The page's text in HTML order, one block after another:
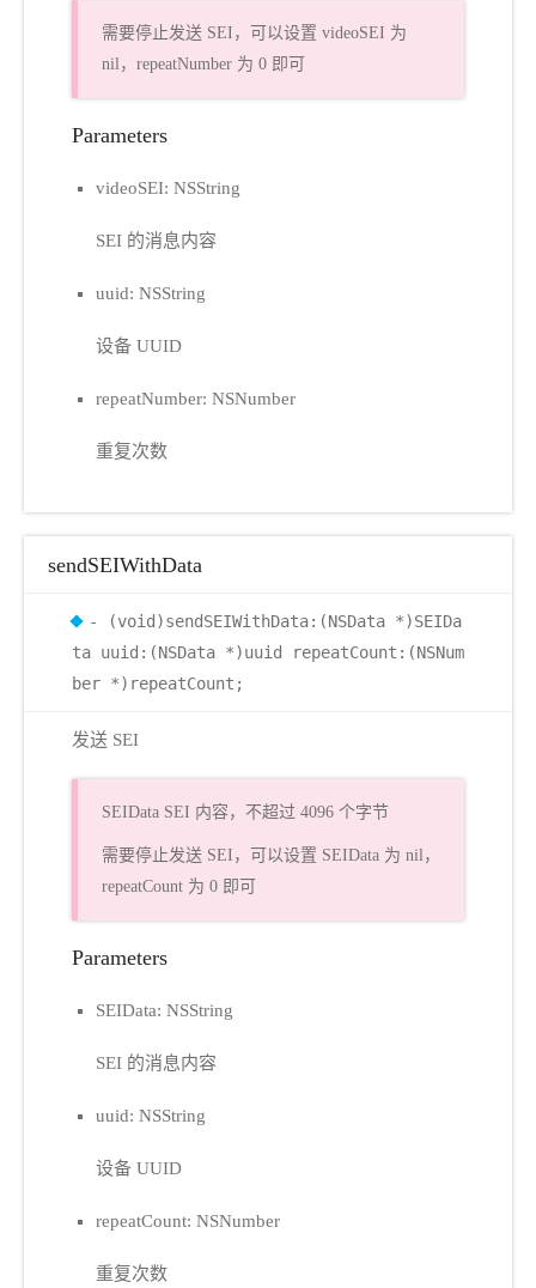
需要停止发送 SEI，可以设置 videoSEI 为
nil，repeatNumber 为 0 即可
Parameters
videoSEI: NSString
SEI 的消息内容
uuid: NSString
设备 UUID
repeatNumber: NSNumber
重复次数
sendSEIWithData
- (void)sendSEIWithData:(NSData *)SEIDa
ta uuid:(NSData *)uuid repeatCount:(NSNum
ber *)repeatCount;
发送 SEI
SEIData SEI 内容，不超过 4096 个字节
需要停止发送 SEI，可以设置 SEIData 为 nil，
repeatCount 为 0 即可
Parameters
SEIData: NSString
SEI 的消息内容
uuid: NSString
设备 UUID
repeatCount: NSNumber
重复次数